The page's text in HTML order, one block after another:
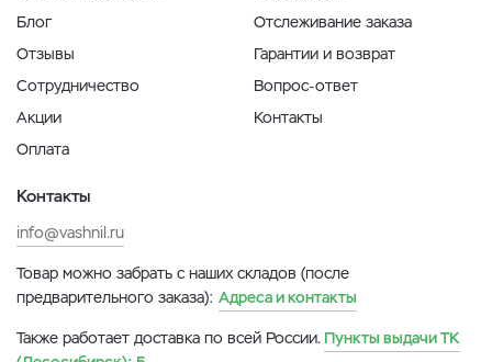
Блог
Отзывы
Сотрудничество
Акции
Оплата
Отслеживание заказа
Гарантии и возврат
Вопрос-ответ
Контакты
Контакты
info@vashnil.ru
Товар можно забрать с наших складов (после
предварительного заказа): Адреса и контакты
Также работает доставка по всей России. Пункты выдачи ТК